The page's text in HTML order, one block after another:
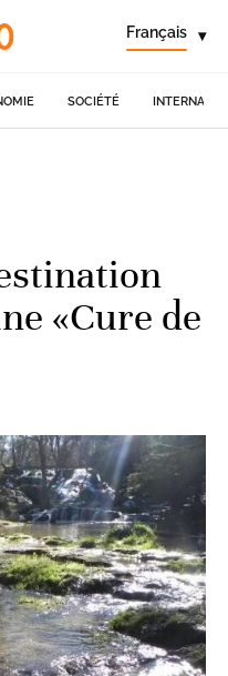
Français ▾
SOCIÉTÉ
«Cure de